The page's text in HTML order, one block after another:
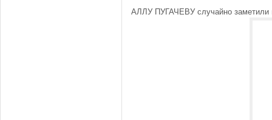
АЛЛУ ПУГАЧЕВУ случайно заметили